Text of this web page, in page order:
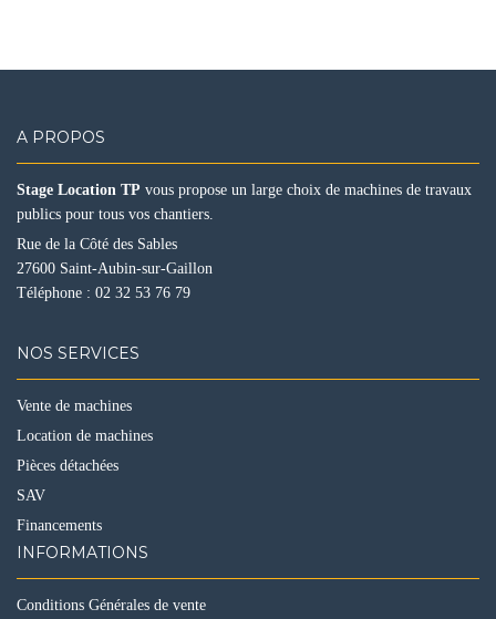
A PROPOS
Stage Location TP vous propose un large choix de machines de travaux
publics pour tous vos chantiers.
Rue de la Côté des Sables
27600 Saint-Aubin-sur-Gaillon
Téléphone : 02 32 53 76 79
NOS SERVICES
Vente de machines
Location de machines
Pièces détachées
SAV
Financements
INFORMATIONS
Conditions Générales de vente